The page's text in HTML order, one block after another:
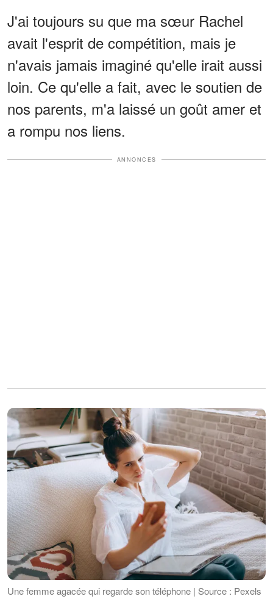
J'ai toujours su que ma sœur Rachel
avait l'esprit de compétition, mais je
n'avais jamais imaginé qu'elle irait aussi
loin. Ce qu'elle a fait, avec le soutien de
nos parents, m'a laissé un goût amer et
a rompu nos liens.
ANNONCES
Une femme agacée qui regarde son téléphone | Source : Pexels